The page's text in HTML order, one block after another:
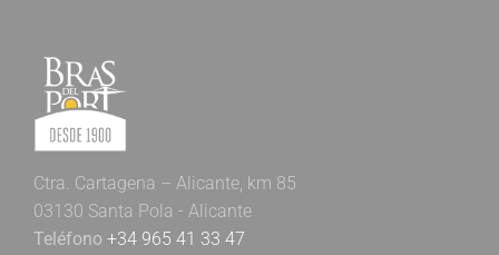
Ctra. Cartagena – Alicante, km 85
03130 Santa Pola - Alicante
Teléfono +34 965 41 33 47